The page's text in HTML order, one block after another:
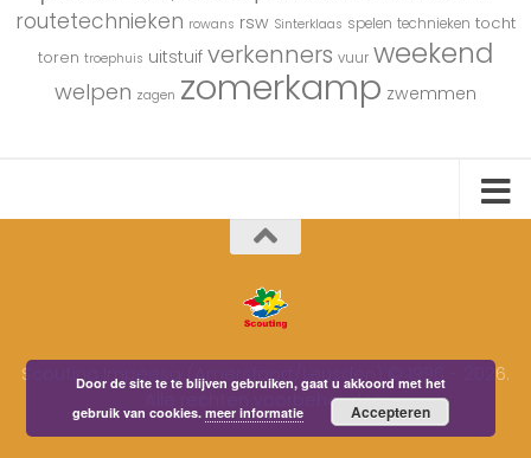
routetechnieken rowans rsw Sinterklaas spelen technieken tocht
toren troephuis uitstuif verkenners vuur weekend
welpen zagen zomerkamp zwemmen
Scouting Impeesa (Amersfoort/Leusden) © 1996 - 2026.
Alle rechten voorbehouden.
Door de site te te blijven gebruiken, gaat u akkoord met het
gebruik van cookies.meer informatie Accepteren